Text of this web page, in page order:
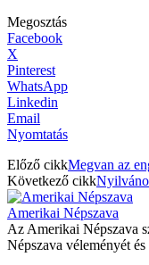
Megosztás
Facebook
X
Pinterest
WhatsApp
Linkedin
Email
Nyomtatás
Előző cikkMegvan az
Következő cikk
Amerikai Népszava
Az Amerikai Népszava
Népszava véleményét